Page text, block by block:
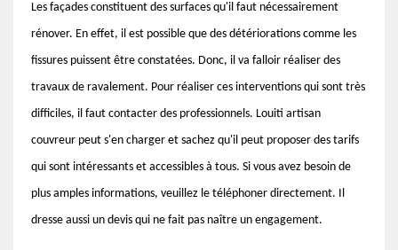
Les façades constituent des surfaces qu'il faut nécessairement
rénover. En effet, il est possible que des détériorations comme les
fissures puissent être constatées. Donc, il va falloir réaliser des
travaux de ravalement. Pour réaliser ces interventions qui sont très
difficiles, il faut contacter des professionnels. Louiti artisan
couvreur peut s'en charger et sachez qu'il peut proposer des tarifs
qui sont intéressants et accessibles à tous. Si vous avez besoin de
plus amples informations, veuillez le téléphoner directement. Il
dresse aussi un devis qui ne fait pas naître un engagement.